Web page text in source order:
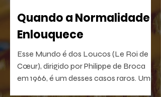
Quando a Normalidade
Enlouquece
Esse Mundo é dos Loucos (Le Roi de
Cœur), dirigido por Philippe de Broca
em 1966, é um desses casos raros. Uma